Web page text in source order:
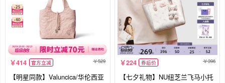
414 官方立减 529
【明星同款】Valuncica/华伦西亚
224 券后价 396
【七夕礼物】NU纽芝兰飞马小托